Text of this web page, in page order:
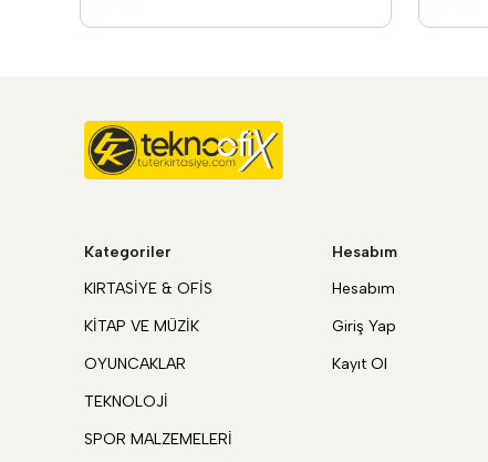
Kategoriler
KIRTASİYE & OFİS
KİTAP VE MÜZİK
OYUNCAKLAR
TEKNOLOJİ
SPOR MALZEMELERİ
Hesabım
Hesabım
Giriş Yap
Kayıt Ol